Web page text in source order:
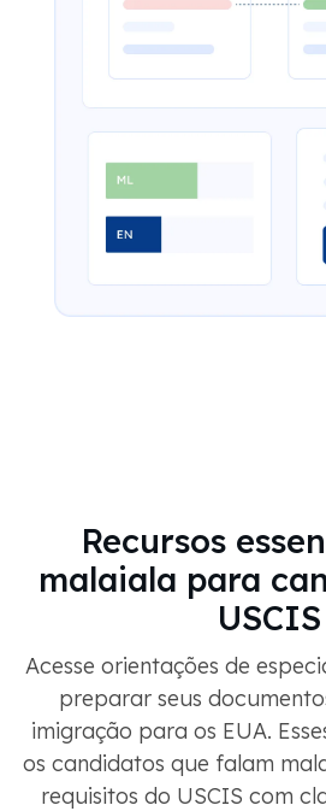
Recursos
malaiala para
USCIS
Acesse orientações de
preparar seus
imigração para os EUA.
os candidatos que falam
requisitos do USCIS com